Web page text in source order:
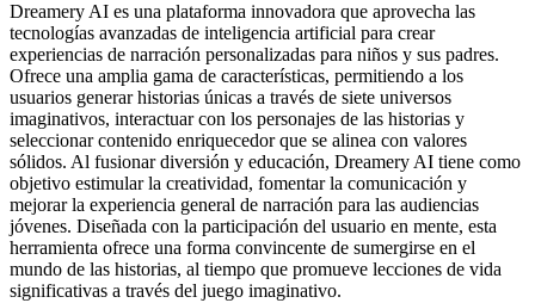
Dreamery AI es una plataforma innovadora que aprovecha las
tecnologías avanzadas de inteligencia artificial para crear
experiencias de narración personalizadas para niños y sus padres.
Ofrece una amplia gama de características, permitiendo a los
usuarios generar historias únicas a través de siete universos
imaginativos, interactuar con los personajes de las historias y
seleccionar contenido enriquecedor que se alinea con valores
sólidos. Al fusionar diversión y educación, Dreamery AI tiene como
objetivo estimular la creatividad, fomentar la comunicación y
mejorar la experiencia general de narración para las audiencias
jóvenes. Diseñada con la participación del usuario en mente, esta
herramienta ofrece una forma convincente de sumergirse en el
mundo de las historias, al tiempo que promueve lecciones de vida
significativas a través del juego imaginativo.